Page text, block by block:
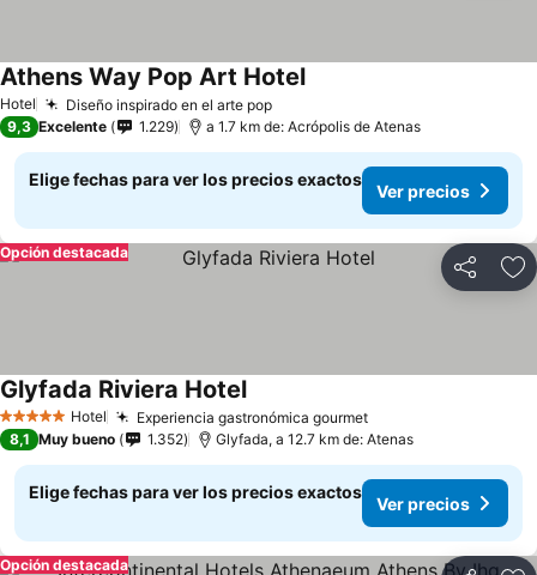
Hotel Diseño inspirado en el arte pop
Athens Way Pop Art Hotel
9,3 Excelente 1.229 a 1.7 km de: Acrópolis de Atenas
Elige fechas para ver los precios exactos
Ver precios
Compartir
Opción destacada
5 Estrellas Hotel Experiencia gastronómica gourmet
Glyfada Riviera Hotel
8,1 Muy bueno 1.352 Glyfada, a 12.7 km de: Atenas
Elige fechas para ver los precios exactos
Ver precios
Opción destacada